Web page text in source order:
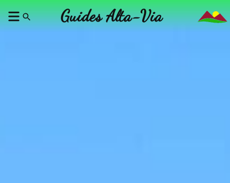
Guides Alta-Via